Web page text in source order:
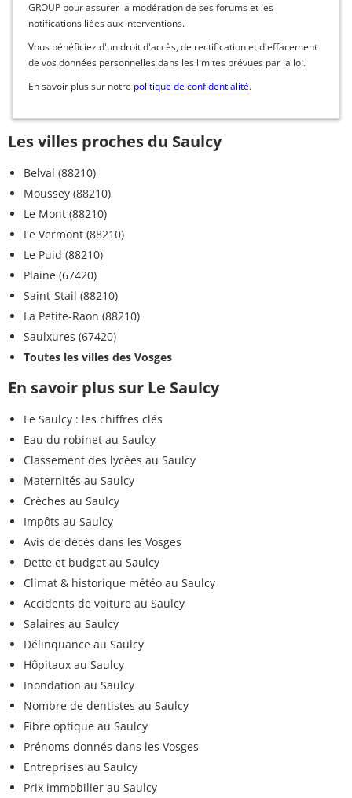
GROUP pour assurer la modération de ses forums et les
notifications liées aux interventions.
Vous bénéficiez d'un droit d'accès, de rectification et d'effacement
de vos données personnelles dans les limites prévues par la loi.
En savoir plus sur notre politique de confidentialité.
Les villes proches du Saulcy
Belval (88210)
Moussey (88210)
Le Mont (88210)
Le Vermont (88210)
Le Puid (88210)
Plaine (67420)
Saint-Stail (88210)
La Petite-Raon (88210)
Saulxures (67420)
Toutes les villes des Vosges
En savoir plus sur Le Saulcy
Le Saulcy : les chiffres clés
Eau du robinet au Saulcy
Classement des lycées au Saulcy
Maternités au Saulcy
Crèches au Saulcy
Impôts au Saulcy
Avis de décès dans les Vosges
Dette et budget au Saulcy
Climat & historique météo au Saulcy
Accidents de voiture au Saulcy
Salaires au Saulcy
Délinquance au Saulcy
Hôpitaux au Saulcy
Inondation au Saulcy
Nombre de dentistes au Saulcy
Fibre optique au Saulcy
Prénoms donnés dans les Vosges
Entreprises au Saulcy
Prix immobilier au Saulcy